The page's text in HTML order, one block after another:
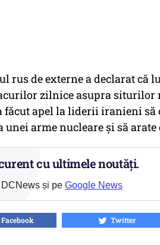
rus de externe a declarat că
zilnice asupra
făcut apel la liderii iranieni
unei arme nucleare și să
cu ultimele noutăți.
și pe Google News
Facebook Twitter